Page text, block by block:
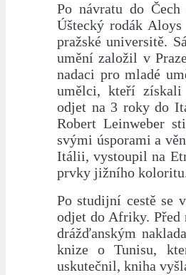
Po návratu do
Úštecký rodák
pražské universitě.
umění založil v
nadaci pro mladé
umělci, kteří získali
odjet na 3 roky do
Robert Leinweber
svými úsporami a
Itálii, vystoupil na
prvky jižního
Po studijní cestě se
odjet do Afriky. Před
drážďanským
knize o Tunisu,
uskutečnil, kniha